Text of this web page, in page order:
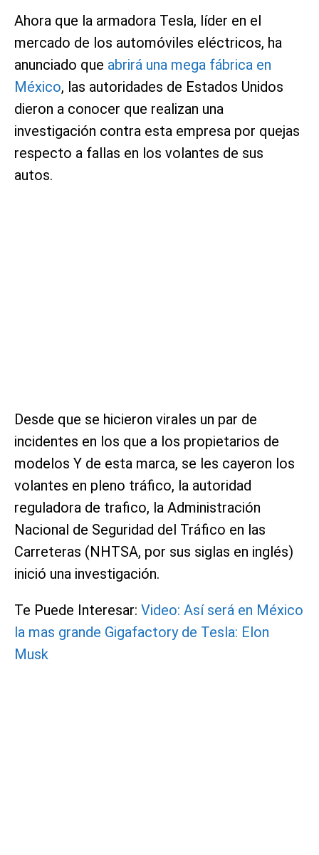
Ahora que la armadora Tesla, líder en el
mercado de los automóviles eléctricos, ha
anunciado que abrirá una mega fábrica en
México, las autoridades de Estados Unidos
dieron a conocer que realizan una
investigación contra esta empresa por quejas
respecto a fallas en los volantes de sus
autos.
Desde que se hicieron virales un par de
incidentes en los que a los propietarios de
modelos Y de esta marca, se les cayeron los
volantes en pleno tráfico, la autoridad
reguladora de trafico, la Administración
Nacional de Seguridad del Tráfico en las
Carreteras (NHTSA, por sus siglas en inglés)
inició una investigación.
Te Puede Interesar: Video: Así será en México
la mas grande Gigafactory de Tesla: Elon
Musk